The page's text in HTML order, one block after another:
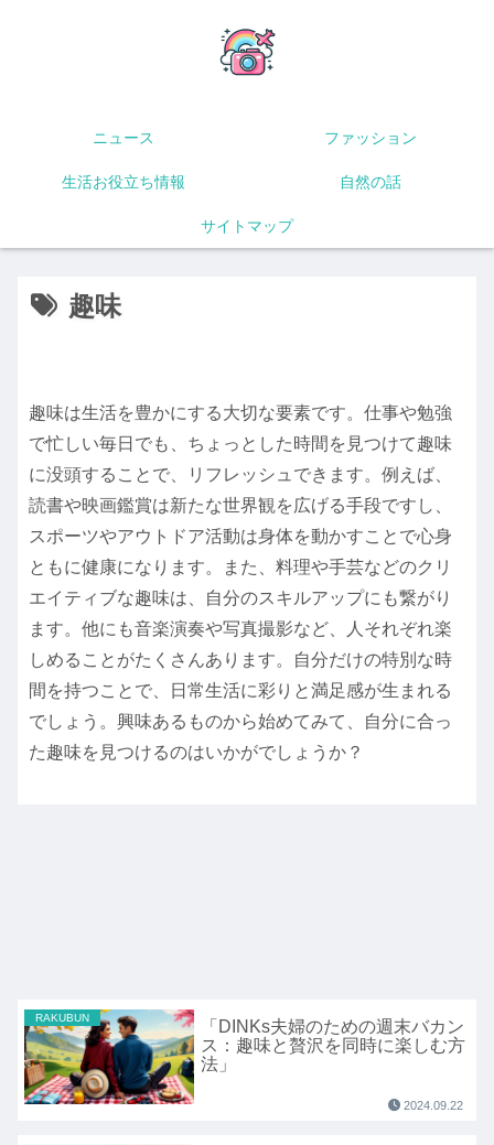
ニュース ファッション
生活お役立ち情報 自然の話
サイトマップ
趣味
趣味は生活を豊かにする大切な要素です。仕事や勉強
で忙しい毎日でも、ちょっとした時間を見つけて趣味
に没頭することで、リフレッシュできます。例えば、
読書や映画鑑賞は新たな世界観を広げる手段ですし、
スポーツやアウトドア活動は身体を動かすことで心身
ともに健康になります。また、料理や手芸などのクリ
エイティブな趣味は、自分のスキルアップにも繋がり
ます。他にも音楽演奏や写真撮影など、人それぞれ楽
しめることがたくさんあります。自分だけの特別な時
間を持つことで、日常生活に彩りと満足感が生まれる
でしょう。興味あるものから始めてみて、自分に合っ
た趣味を見つけるのはいかがでしょうか？
RAKUBUN
「DINKs夫婦のための週末バカン
ス：趣味と贅沢を同時に楽しむ方
法」
2024.09.22